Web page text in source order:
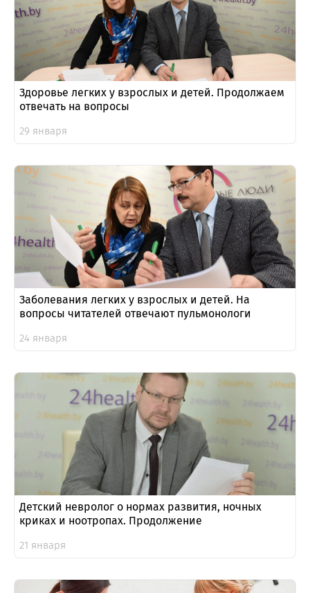
Здоровье легких у взрослых и детей. Продолжаем
отвечать на вопросы
29 января
Заболевания легких у взрослых и детей. На
вопросы читателей отвечают пульмонологи
24 января
Детский невролог о нормах развития, ночных
криках и ноотропах. Продолжение
21 января